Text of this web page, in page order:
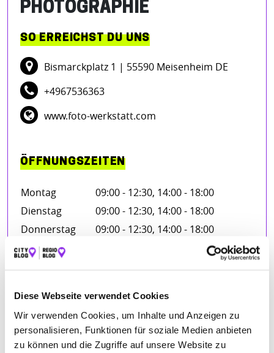
Diese Webseite verwendet Cookies
Wir verwenden Cookies, um Inhalte und Anzeigen zu
personalisieren, Funktionen für soziale Medien anbieten
zu können und die Zugriffe auf unsere Website zu
PHOTOGRAPHIE
SO ERREICHST DU UNS
Bismarckplatz 1 | 55590 Meisenheim DE
+4967536363
www.foto-werkstatt.com
ÖFFNUNGSZEITEN
Montag
09:00 - 12:30, 14:00 - 18:00
Dienstag
09:00 - 12:30, 14:00 - 18:00
Donnerstag
09:00 - 12:30, 14:00 - 18:00
Freitag
09:00 - 12:30, 14:00 - 18:00
BEWERTUNGEN